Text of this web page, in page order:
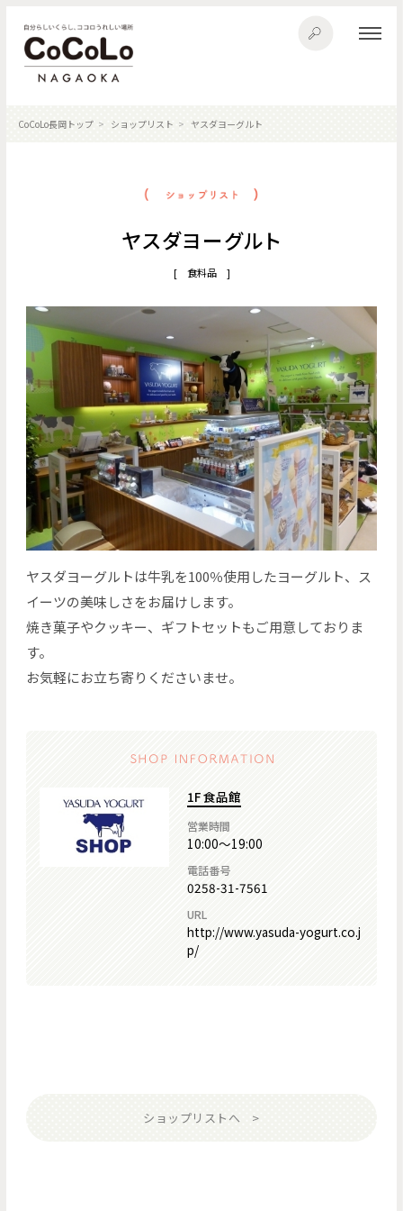
CoCoLo長岡トップ ショップリスト ヤスダヨーグルト
ヤスダヨーグルト
[ 食料品 ]
ヤスダヨーグルトは牛乳を100％使用したヨーグルト、ス
イーツの美味しさをお届けします。
焼き菓子やクッキー、ギフトセットもご用意しておりま
す。
お気軽にお立ち寄りくださいませ。
1F 食品館
営業時間
10:00～19:00
電話番号
0258-31-7561
URL
http://www.yasuda-yogurt.co.j
p/
ショップリストへ